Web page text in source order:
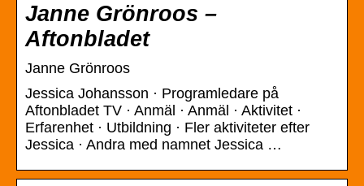
Janne Grönroos –
Aftonbladet
Janne Grönroos
Jessica Johansson · Programledare på
Aftonbladet TV · Anmäl · Anmäl · Aktivitet ·
Erfarenhet · Utbildning · Fler aktiviteter efter
Jessica · Andra med namnet Jessica …